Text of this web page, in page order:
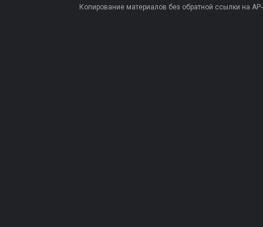
Копирование материалов без обратной ссылки на